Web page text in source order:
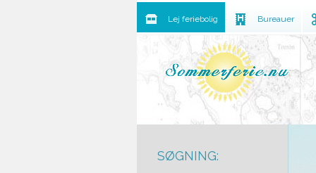
SØGNING:
Lej feriebolig Bureauer